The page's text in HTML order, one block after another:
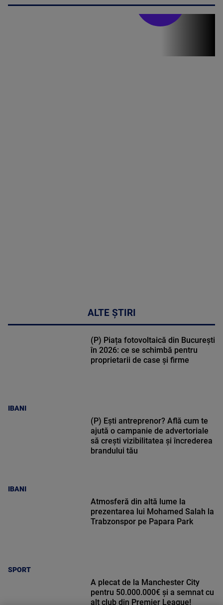
ALTE ȘTIRI
IBANI
(P) Piața fotovoltaică din București
în 2026: ce se schimbă pentru
proprietarii de case și firme
IBANI
(P) Ești antreprenor? Află cum te
ajută o campanie de advertoriale
să crești vizibilitatea și încrederea
brandului tău
SPORT
Atmosferă din altă lume la
prezentarea lui Mohamed Salah la
Trabzonspor pe Papara Park
A plecat de la Manchester City
pentru 50.000.000€ și a semnat cu
alt club din Premier League!